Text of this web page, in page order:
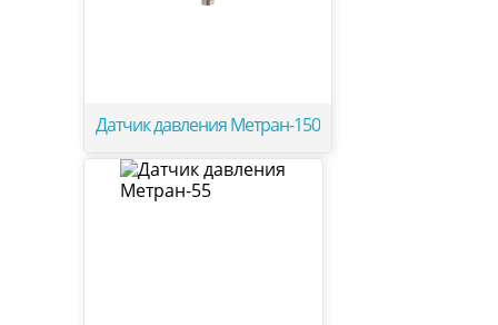
Датчик давления Метран-150